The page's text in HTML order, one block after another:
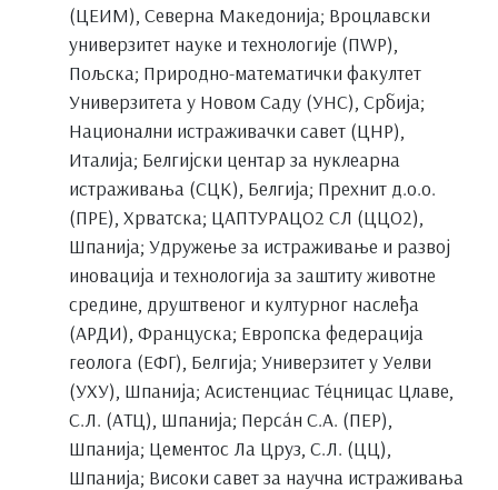
(ЦЕИМ), Северна Македонија; Вроцлавски
универзитет науке и технологије (ПWР),
Пољска; Природно-математички факултет
Универзитета у Новом Саду (УНС), Србија;
Национални истраживачки савет (ЦНР),
Италија; Белгијски центар за нуклеарна
истраживања (СЦК), Белгија; Прехнит д.о.о.
(ПРЕ), Хрватска; ЦАПТУРАЦО2 СЛ (ЦЦО2),
Шпанија; Удружење за истраживање и развој
иновација и технологија за заштиту животне
средине, друштвеног и културног наслеђа
(АРДИ), Француска; Европска федерација
геолога (ЕФГ), Белгија; Универзитет у Уелви
(УХУ), Шпанија; Асистенциас Тéцницас Цлаве,
С.Л. (АТЦ), Шпанија; Персáн С.А. (ПЕР),
Шпанија; Цементос Ла Цруз, С.Л. (ЦЦ),
Шпанија; Високи савет за научна истраживања